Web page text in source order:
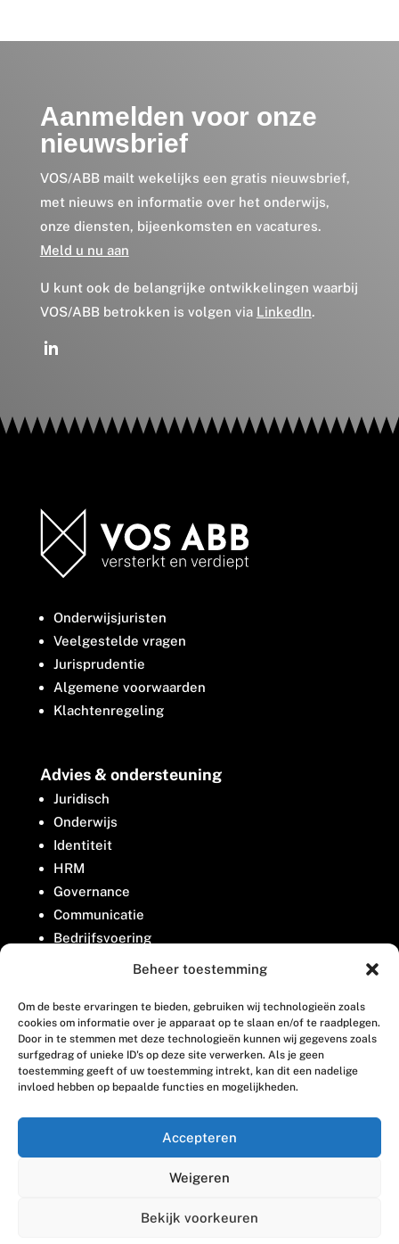
Beheer toestemming
Om de beste ervaringen te bieden, gebruiken wij technologieën zoals
cookies om informatie over je apparaat op te slaan en/of te raadplegen.
Door in te stemmen met deze technologieën kunnen wij gegevens zoals
surfgedrag of unieke ID's op deze site verwerken. Als je geen
toestemming geeft of uw toestemming intrekt, kan dit een nadelige
invloed hebben op bepaalde functies en mogelijkheden.
Accepteren
Weigeren
Bekijk voorkeuren
Aanmelden voor onze
nieuwsbrief
VOS/ABB mailt wekelijks een gratis nieuwsbrief,
met nieuws en informatie over het onderwijs,
onze diensten, bijeenkomsten en vacatures.
Meld u nu aan
U kunt ook de belangrijke ontwikkelingen waarbij
VOS/ABB betrokken is volgen via LinkedIn.
Onderwijsjuristen
Veelgestelde vragen
Jurisprudentie
Algemene voorwaarden
Klachtenregeling
Advies & ondersteuning
Juridisch
Onderwijs
Identiteit
HRM
Governance
Communicatie
Bedrijfsvoering
Belangenbehartiging
Contact
Houttuinlaan 8
3447 GM Woerden